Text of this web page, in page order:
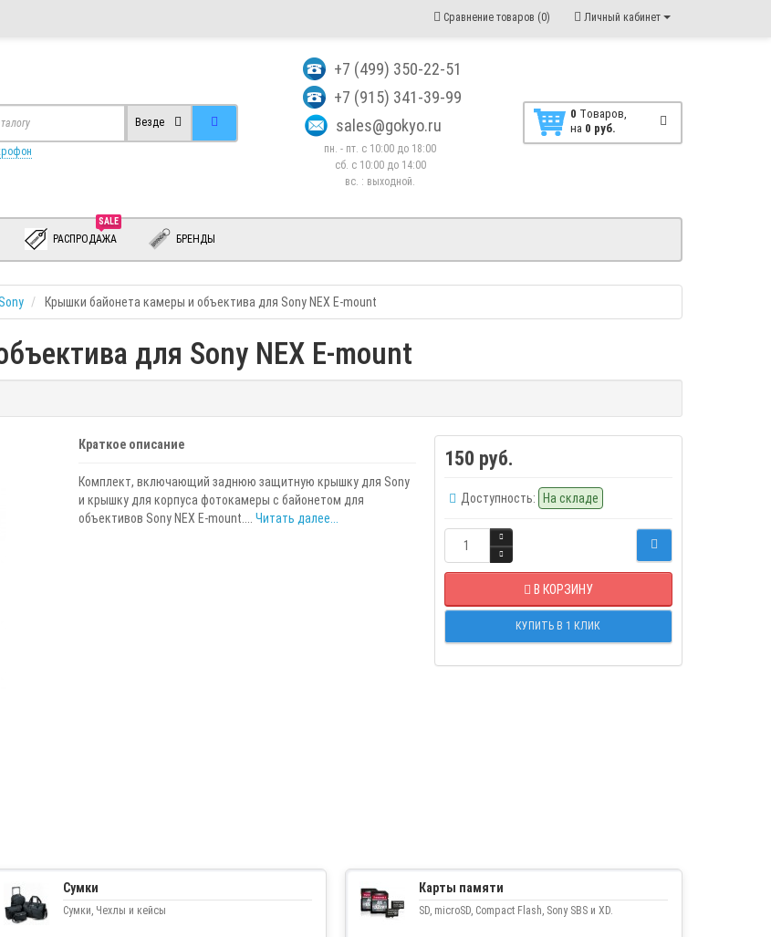
Личный кабинет
Сравнение товаров (0)
+7 (499) 350-22-51
+7 (915) 341-39-99
sales@gokyo.ru
пн. - пт. с 10:00 до 18:00
сб. c 10:00 до 14:00
вс. : выходной.
0 Tоваров,
на 0 руб.
Везде
SALE
РАСПРОДАЖА БРЕНДЫ
Крышки байонета камеры и объектива для Sony NEX E-mount
для Sony NEX E-mount
Краткое описание
Комплект, включающий заднюю защитную крышку для Sony
и крышку для корпуса фотокамеры с байонетом для
объективов Sony NEX E-mount.... Читать далее...
150 руб.
Доступность: На складе
В КОРЗИНУ
КУПИТЬ В 1 КЛИК
Сумки
Сумки, Чехлы и кейсы
Карты памяти
SD, microSD, Compact Flash, Sony SBS и XD.